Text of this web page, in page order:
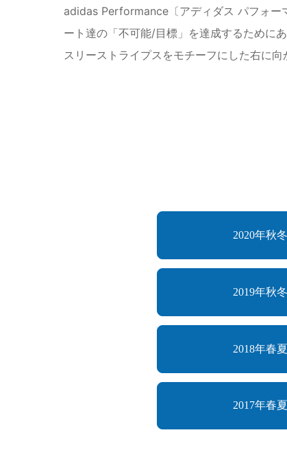
adidas Performance〔アディダス パフォー
ート達の「不可能/目標」を達成するために
スリーストライプスをモチーフにした右に
2020年秋
2019年秋
2018年春
2017年春